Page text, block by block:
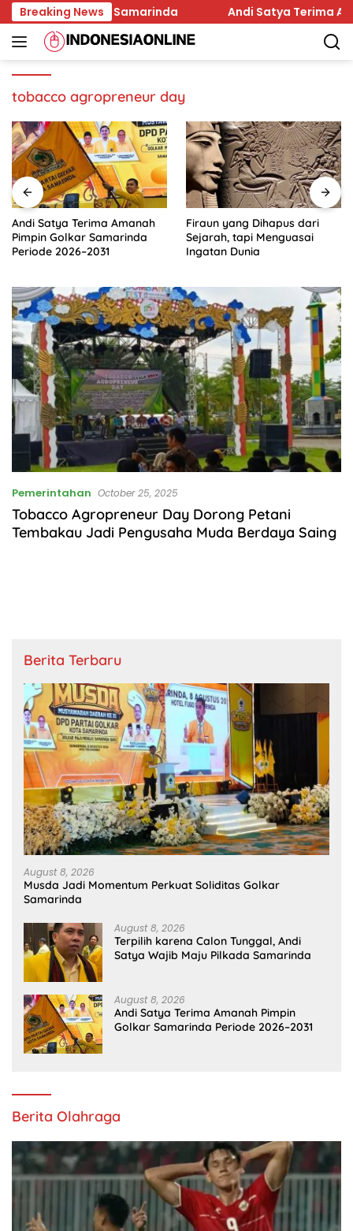
Skip
to
content
Breaking News
Pilkada Samarinda Andi Satya Terima
tobacco agropreneur day
Andi Satya Terima Amanah
Pimpin Golkar Samarinda
Periode 2026–2031
Firaun yang Dihapus dari
Sejarah, tapi Menguasai
Ingatan Dunia
Pemerintahan October 25, 2025
Tobacco Agropreneur Day Dorong Petani
Tembakau Jadi Pengusaha Muda Berdaya Saing
Berita Terbaru
August 8, 2026
Musda Jadi Momentum Perkuat Soliditas Golkar
Samarinda
August 8, 2026
Terpilih karena Calon Tunggal, Andi
Satya Wajib Maju Pilkada Samarinda
August 8, 2026
Andi Satya Terima Amanah Pimpin
Golkar Samarinda Periode 2026–2031
Berita Olahraga